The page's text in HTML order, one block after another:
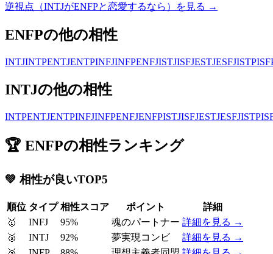
逆視点（INTJがENFPと恋愛するなら）を見る →
ENFPの他の相性
INTJINTPENTJENTPINFJINFPENFJISTJISFJESTJESFJISTP
INTJの他の相性
INTPENTJENTPINFJINFPENFJENFPISTJISFJESTJESFJISTP
🏆 ENFPの相性ランキング
💚 相性が良いTOP5
順位 タイプ 相性スコア ポイント
詳細
🥇
INFJ 95% 魂のパートナー 詳細を見る →
🥈
INTJ 92% 夢実現コンビ
詳細を見る →